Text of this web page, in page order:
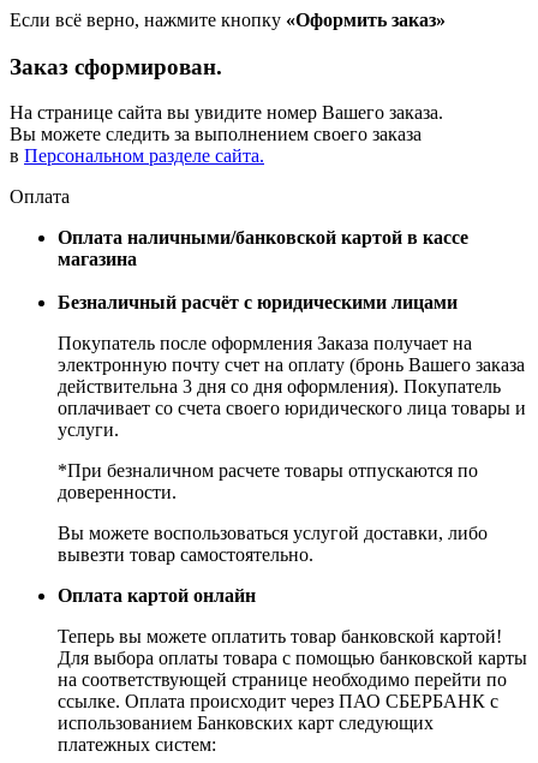
Если всё верно, нажмите кнопку «Оформить заказ»
Заказ сформирован.
На странице сайта вы увидите номер Вашего заказа.
Вы можете следить за выполнением своего заказа
в Персональном разделе сайта.
Оплата
Оплата наличными/банковской картой в кассе
магазина
Безналичный расчёт с юридическими лицами
Покупатель после оформления Заказа получает на
электронную почту счет на оплату (бронь Вашего заказа
действительна 3 дня со дня оформления). Покупатель
оплачивает со счета своего юридического лица товары и
услуги.
*При безналичном расчете товары отпускаются по
доверенности.
Вы можете воспользоваться услугой доставки, либо
вывезти товар самостоятельно.
Оплата картой онлайн
Теперь вы можете оплатить товар банковской картой!
Для выбора оплаты товара с помощью банковской карты
на соответствующей странице необходимо перейти по
ссылке. Оплата происходит через ПАО СБЕРБАНК с
использованием Банковских карт следующих
платежных систем: